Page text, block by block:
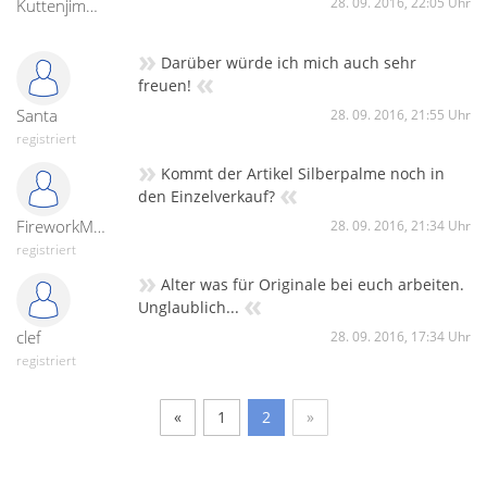
Kuttenjimmy (uneingeloggt)
Santa
registriert
» Darüber würde ich mich auch sehr
freuen! «
28. 09. 2016, 21:55 Uhr
FireworkMaker579
registriert
» Kommt der Artikel Silberpalme noch in
den Einzelverkauf? «
28. 09. 2016, 21:34 Uhr
clef
registriert
» Alter was für Originale bei euch arbeiten.
Unglaublich... «
28. 09. 2016, 17:34 Uhr
« 1 2 »